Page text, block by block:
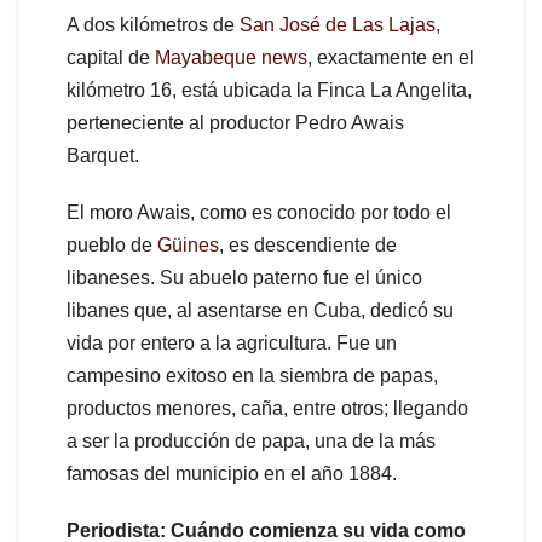
A dos kilómetros de San José de Las Lajas,
capital de Mayabeque news, exactamente en el
kilómetro 16, está ubicada la Finca La Angelita,
perteneciente al productor Pedro Awais
Barquet.
El moro Awais, como es conocido por todo el
pueblo de Güines, es descendiente de
libaneses. Su abuelo paterno fue el único
libanes que, al asentarse en Cuba, dedicó su
vida por entero a la agricultura. Fue un
campesino exitoso en la siembra de papas,
productos menores, caña, entre otros; llegando
a ser la producción de papa, una de la más
famosas del municipio en el año 1884.
Periodista: Cuándo comienza su vida como